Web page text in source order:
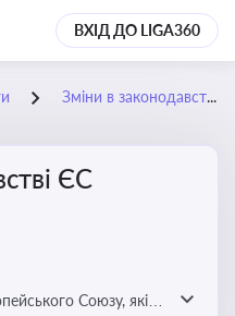
ВХІД ДО LIGA360
Зміни в законодавстві ЄС
ЄС
Союзу, які